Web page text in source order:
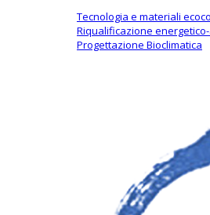
Tecnologia e materiali
Riqualificazione
Progettazione Bioclimatica